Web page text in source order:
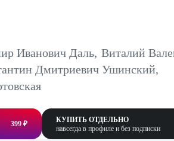
Иванович Даль, Виталий
Дмитриевич Ушинский,
399 ₽
КУПИТЬ ОТДЕЛЬНО
навсегда в профиле и без подписки